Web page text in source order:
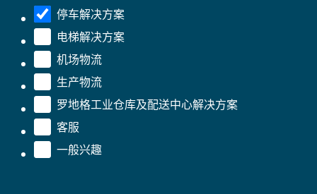
停车解决方案
电梯解决方案
机场物流
生产物流
罗地格工业仓库及配送中心解决方案
客服
一般兴趣